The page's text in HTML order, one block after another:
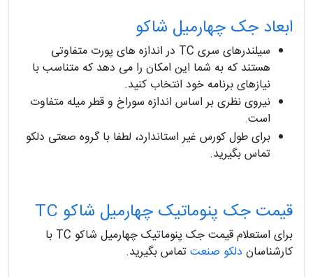
ابعاد جک چهارمیل شاکو
سیلندرهای سری TC در اندازه های پورت متفاوتی
هستند که به شما این امکان را می دهد که متناسب با
نیازهای برنامه خود انتخاب کنید.
نیروی نظری بر اساس اندازه سوراخ و قطر میله متفاوت
است.
برای طول کورس غیر استاندارد، لطفا با گروه صعتی دلکو
تماس بگیرید.
قیمت جک پنوماتیک چهارمیل شاکو TC
برای استعلام قیمت جک پنوماتیک چهارمیل شاکو TC با
کارشناسان دلکو صنعتتماس بگیرید.